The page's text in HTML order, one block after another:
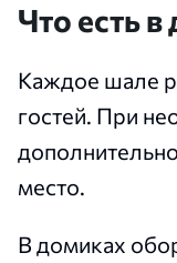
Что есть
Каждое шале
гостей. При
место.
В домиках